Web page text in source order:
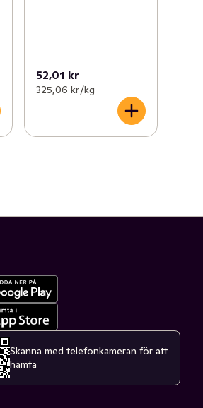
52,01 kr
325,06 kr /kg
Skanna med telefonkameran för att
hämta